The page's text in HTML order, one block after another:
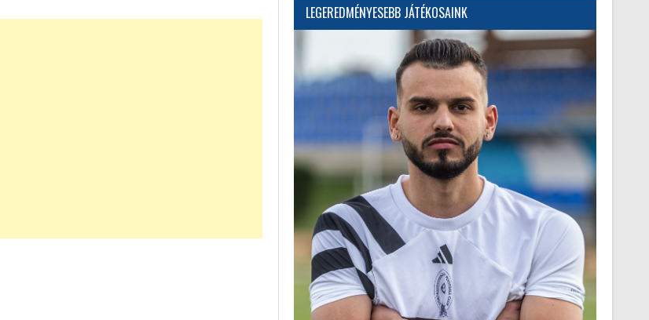
LEGEREDMÉNYESEBB JÁTÉKOSAINK